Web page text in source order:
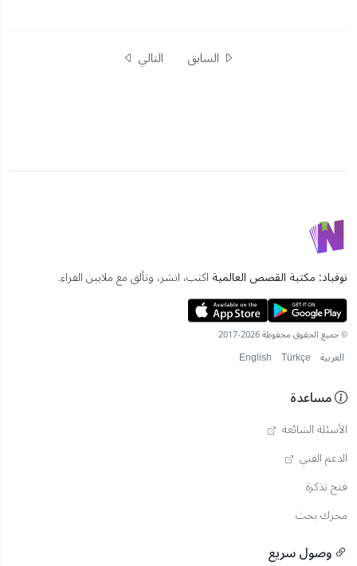
السابق التالي
نوفباد: مكتبة القصص العالمية اكتب، انشر، وتألق مع ملايين القراء.
© جميع الحقوق محفوظة 2026-2017
العربية English Türkçe
مساعدة
الأسئلة الشائعة
الدعم الفني
فتح تذكرة
محرك بحث
وصول سريع